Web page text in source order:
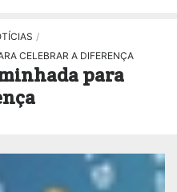
/
CELEBRAR A DIFERENÇA
para